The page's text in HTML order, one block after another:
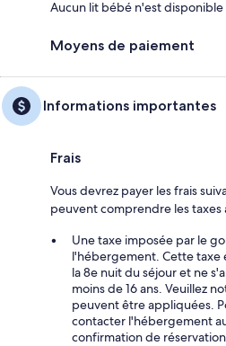
Aucun lit bébé n'est disponible
Moyens de paiement
Informations importantes
Frais
Vous devrez payer les frais
peuvent comprendre les taxes
Une taxe imposée par le
l'hébergement. Cette taxe
la 8e nuit du séjour et ne
moins de 16 ans. Veuillez
peuvent être appliquées.
contacter l'hébergement
confirmation de